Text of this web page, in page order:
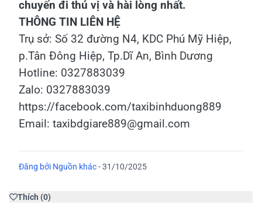
chuyến đi thú vị và hài lòng nhất.
THÔNG TIN LIÊN HỆ
Trụ sở: Số 32 đường N4, KDC Phú Mỹ Hiệp,
p.Tân Đông Hiệp, Tp.Dĩ An, Bình Dương
Hotline: 0327883039
Zalo: 0327883039
https://facebook.com/taxibinhduong889
Email: taxibdgiare889@gmail.com
Đăng bởi Nguồn khác-31/10/2025
Thích (0)